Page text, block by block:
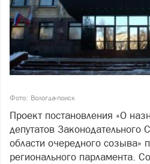
Фото: Вологда-поиск
Проект постановления «О
депутатов Законодательного
области очередного созыва»
регионального парламента.